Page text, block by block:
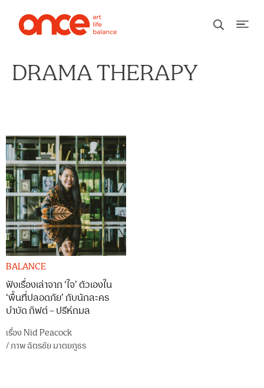
DRAMA THERAPY
BALANCE
ฟังเรื่องเล่าจาก ‘ใจ’ ตัวเองใน
‘พื้นที่ปลอดภัย’ กับนักละคร
บำบัด กิฟต์ – ปรีห์กมล
เรื่อง Nid Peacock
/ภาพฉัตรชัย มาตยภูธร